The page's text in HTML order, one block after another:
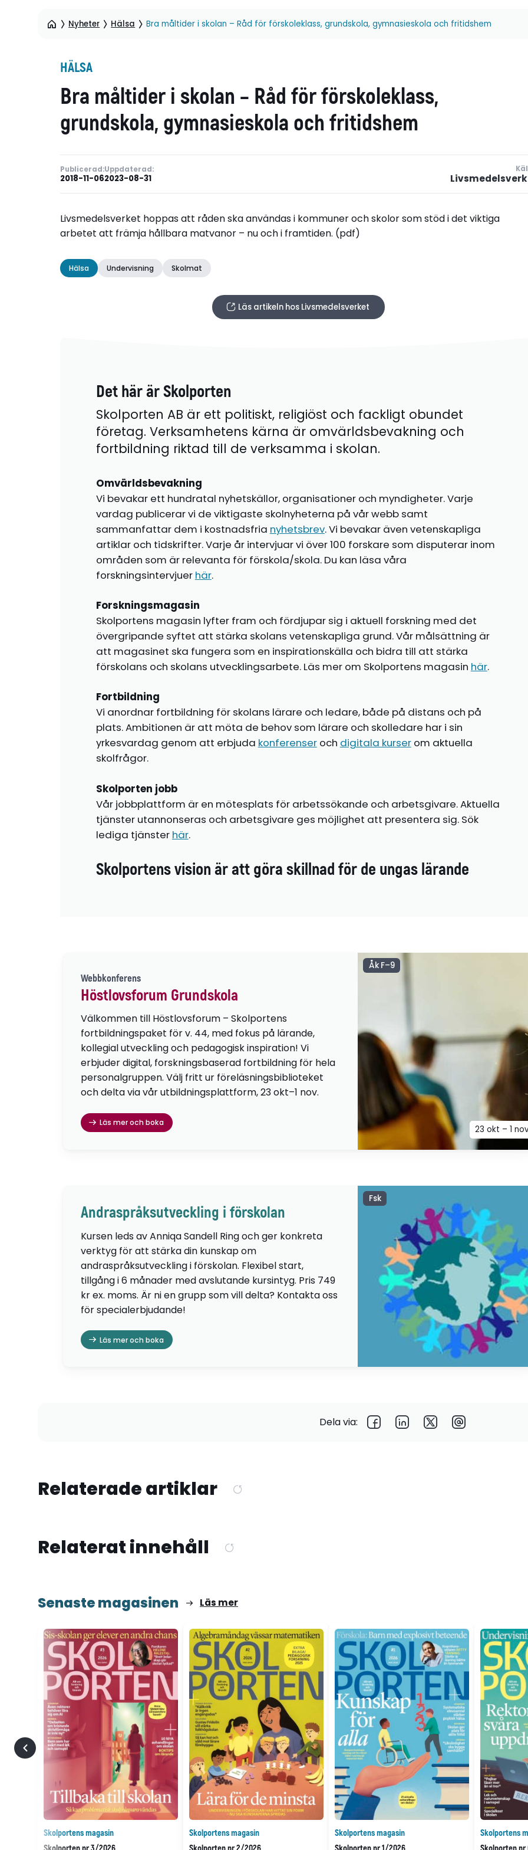
Nyheter Hälsa Bra måltider i skolan – Råd för förskoleklass, grundskola, gymnasieskola och fritidshem
HÄLSA
Bra måltider i skolan – Råd för förskoleklass,
grundskola, gymnasieskola och fritidshem
Publicerad:
2018-11-06
Uppdaterad:
2023-08-31
Livsmedelsverket hoppas att råden ska användas i kommuner och skolor som stöd i det viktiga
arbetet att främja hållbara matvanor – nu och i framtiden. (pdf)
Hälsa Undervisning Skolmat
Läs artikeln hos Livsmedelsverket
Det här är Skolporten
Skolporten AB är ett politiskt, religiöst och fackligt obundet
företag. Verksamhetens kärna är omvärldsbevakning och
fortbildning riktad till de verksamma i skolan.
Omvärldsbevakning
Vi bevakar ett hundratal nyhetskällor, organisationer och myndigheter. Varje
vardag publicerar vi de viktigaste skolnyheterna på vår webb samt
sammanfattar dem i kostnadsfria nyhetsbrev. Vi bevakar även vetenskapliga
artiklar och tidskrifter. Varje år intervjuar vi över 100 forskare som disputerar inom
områden som är relevanta för förskola/skola. Du kan läsa våra
forskningsintervjuer här.
Forskningsmagasin
Skolportens magasin lyfter fram och fördjupar sig i aktuell forskning med det
övergripande syftet att stärka skolans vetenskapliga grund. Vår målsättning är
att magasinet ska fungera som en inspirationskälla och bidra till att stärka
förskolans och skolans utvecklingsarbete. Läs mer om Skolportens magasin här.
Fortbildning
Vi anordnar fortbildning för skolans lärare och ledare, både på distans och på
plats. Ambitionen är att möta de behov som lärare och skolledare har i sin
yrkesvardag genom att erbjuda konferenseroch digitala kurserom aktuella
skolfrågor.
Skolporten jobb
Vår jobbplattform är en mötesplats för arbetssökande och arbetsgivare. Aktuella
tjänster utannonseras och arbetsgivare ges möjlighet att presentera sig. Sök
lediga tjänster här.
Skolportens vision är att göra skillnad för de ungas lärande
Webbkonferens
Höstlovsforum Grundskola
Välkommen till Höstlovsforum – Skolportens
fortbildningspaket för v. 44, med fokus på lärande,
kollegial utveckling och pedagogisk inspiration! Vi
erbjuder digital, forskningsbaserad fortbildning för hela
personalgruppen. Välj fritt ur föreläsningsbiblioteket
och delta via vår utbildningsplattform, 23 okt–1 nov.
Läs mer och boka
Åk F–9
23 okt – 1
Andraspråksutveckling i förskolan
Kursen leds av Anniqa Sandell Ring och ger konkreta
verktyg för att stärka din kunskap om
andraspråksutveckling i förskolan. Flexibel start,
tillgång i 6 månader med avslutande kursintyg. Pris 749
kr ex. moms. Är ni en grupp som vill delta? Kontakta oss
för specialerbjudande!
Läs mer och boka
Fsk
Dela via:
Relaterade artiklar
Relaterat innehåll
Senaste magasinen Läs mer
Skolportens magasin
Skolportens magasin
Skolportens magasin
Skolportens